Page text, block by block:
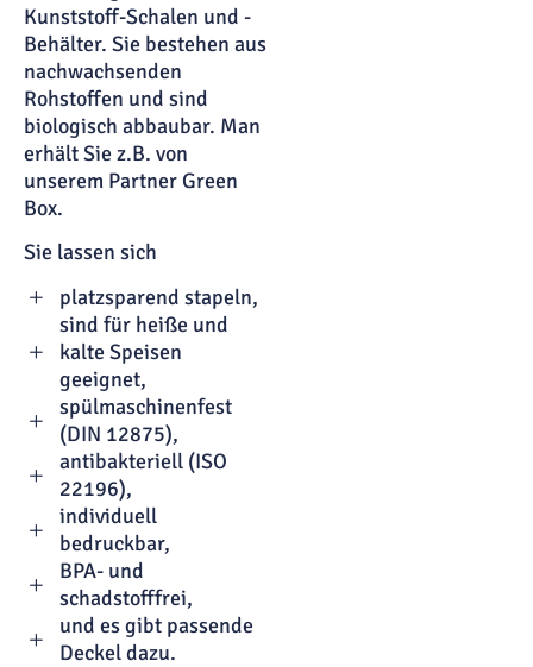
Kunststoff-Schalen und -
Behälter. Sie bestehen aus
nachwachsenden
Rohstoffen und sind
biologisch abbaubar. Man
erhält Sie z.B. von
unserem Partner Green
Box.
Sie lassen sich
platzsparend stapeln,
sind für heiße und
kalte Speisen
geeignet,
spülmaschinenfest
(DIN 12875),
antibakteriell (ISO
22196),
individuell
bedruckbar,
BPA- und
schadstofffrei,
und es gibt passende
Deckel dazu.